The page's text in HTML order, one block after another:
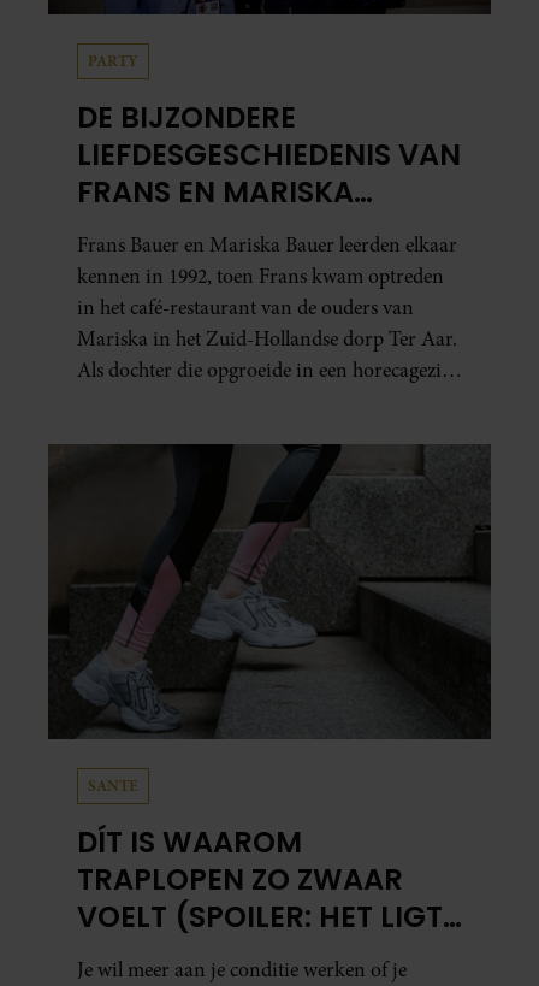
PARTY
DE BIJZONDERE
LIEFDESGESCHIEDENIS VAN
FRANS EN MARISKA
BAUER: OOK IN BED
ELKAARS EERSTE
Frans Bauer en Mariska Bauer leerden elkaar
kennen in 1992, toen Frans kwam optreden
in het café-restaurant van de ouders van
Mariska in het Zuid-Hollandse dorp Ter Aar.
Als dochter die opgroeide in een horecagezin
SANTE
DÍT IS WAAROM
TRAPLOPEN ZO ZWAAR
VOELT (SPOILER: HET LIGT
NIET AAN JE CONDITIE)
Je wil meer aan je conditie werken of je